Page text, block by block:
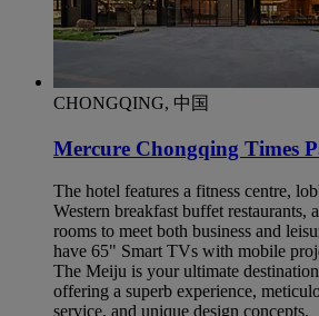
CHONGQING, 中国
Mercure Chongqing Times
The hotel features a fitness centre,
Western breakfast buffet restaurants,
rooms to meet both business and
have 65" Smart TVs with mobile
The Meiju is your ultimate
offering a superb experience,
service, and unique design concepts.